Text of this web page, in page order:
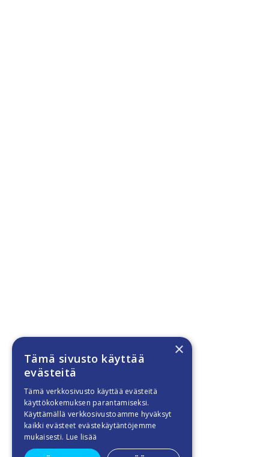
×
Tämä sivusto käyttää
evästeitä
Tämä verkkosivusto käyttää evästeitä
käyttökokemuksen parantamiseksi.
Käyttämällä verkkosivustoamme hyväksyt
kaikki evästeet evästekäytäntöjemme
mukaisesti. Lue lisää